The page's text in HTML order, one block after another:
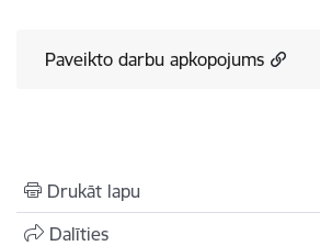
Paveikto darbu apkopojums
Drukāt lapu
Dalīties